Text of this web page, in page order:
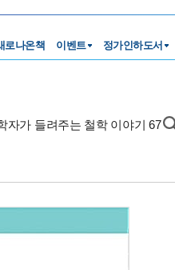
로나온책 이벤트 정가인하도서
자가 들려주는 철학 이야기 67